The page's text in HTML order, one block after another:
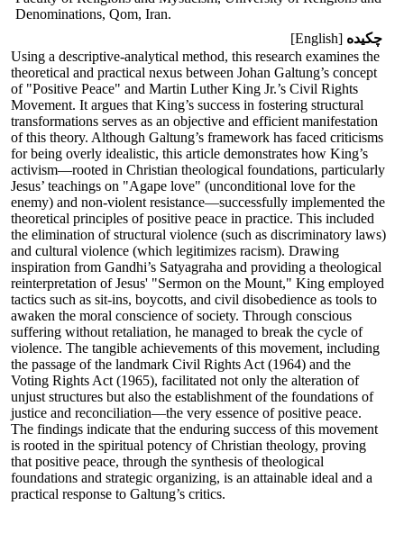
Denominations, Qom, Iran.
چکیده [English]
Using a descriptive-analytical method, this research examines the
theoretical and practical nexus between Johan Galtung’s concept
of "Positive Peace" and Martin Luther King Jr.’s Civil Rights
Movement. It argues that King’s success in fostering structural
transformations serves as an objective and efficient manifestation
of this theory. Although Galtung’s framework has faced criticisms
for being overly idealistic, this article demonstrates how King’s
activism—rooted in Christian theological foundations, particularly
Jesus’ teachings on "Agape love" (unconditional love for the
enemy) and non-violent resistance—successfully implemented the
theoretical principles of positive peace in practice. This included
the elimination of structural violence (such as discriminatory laws)
and cultural violence (which legitimizes racism). Drawing
inspiration from Gandhi’s Satyagraha and providing a theological
reinterpretation of Jesus' "Sermon on the Mount," King employed
tactics such as sit-ins, boycotts, and civil disobedience as tools to
awaken the moral conscience of society. Through conscious
suffering without retaliation, he managed to break the cycle of
violence. The tangible achievements of this movement, including
the passage of the landmark Civil Rights Act (1964) and the
Voting Rights Act (1965), facilitated not only the alteration of
unjust structures but also the establishment of the foundations of
justice and reconciliation—the very essence of positive peace.
The findings indicate that the enduring success of this movement
is rooted in the spiritual potency of Christian theology, proving
that positive peace, through the synthesis of theological
foundations and strategic organizing, is an attainable ideal and a
practical response to Galtung’s critics.